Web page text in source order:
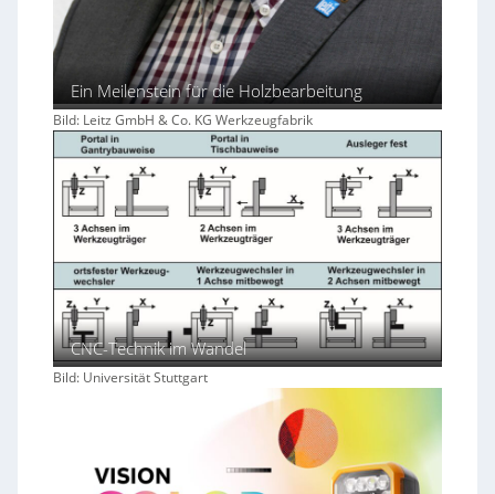
Ein Meilenstein für die Holzbearbeitung
Bild: Leitz GmbH & Co. KG Werkzeugfabrik
CNC-Technik im Wandel
Bild: Universität Stuttgart